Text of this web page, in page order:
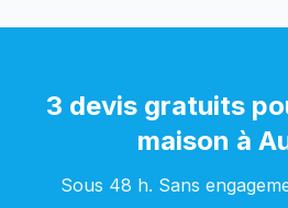
3 devis gratuits
maison à
Sous 48 h. Sans